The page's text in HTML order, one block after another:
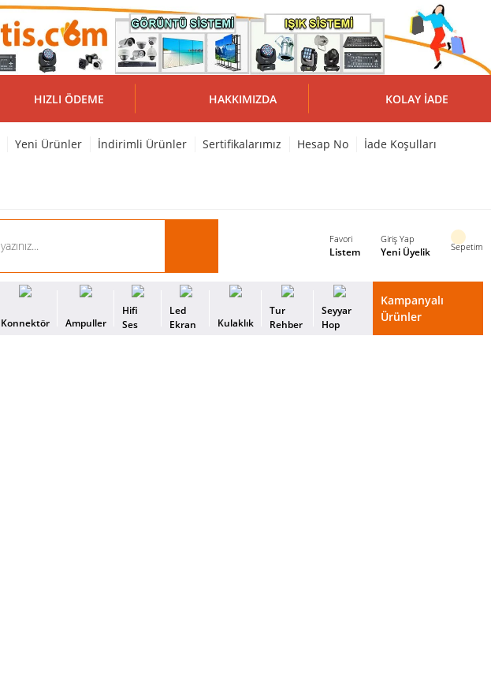
HIZLI ÖDEME HAKKIMIZDA KOLAY İADE
Yeni Ürünler İndirimli Ürünler Sertifikalarımız Hesap No İade Koşulları
Favori
Listem
Giriş Yap
Yeni Üyelik Sepetim
Konnektör Ampuller
Hifi
Ses
Led
Ekran
Kulaklık
Tur
Rehber
Seyyar
Hop
Kampanyalı
Ürünler